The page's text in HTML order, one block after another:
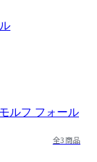
全3商品